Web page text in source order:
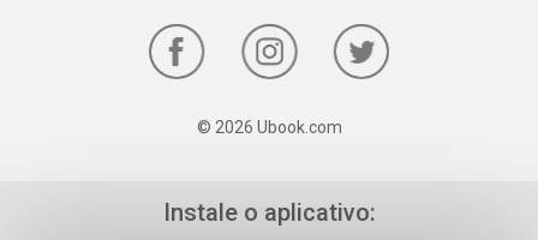
© 2026 Ubook.com
Instale o aplicativo: